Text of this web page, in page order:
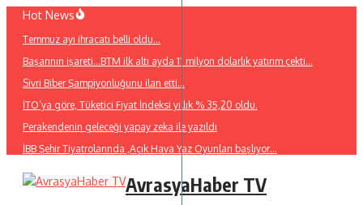
İçeriğe
Hot News
Temmuz ayı ihracatı belli oldu…
Başarının işareti…BTM ilk altı ayda 11 milyon dolarlık yatırım çekti…
Sivri Biber Şampiyonluğunu ilan etti…
İTO’ya göre, Tüketici Fiyat İndeksi yıllık % 35,20 oldu.
Perakendenin geleceği yapay zeka ile yazıldı
İBB Şehir Tiyatrolarında ,Açık Hava Yaz Oyunları başlıyor…
AvrasyaHaber TV